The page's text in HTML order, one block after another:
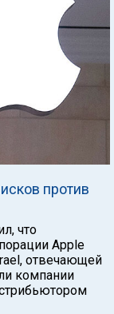
против
что
Apple
отвечающей
компании